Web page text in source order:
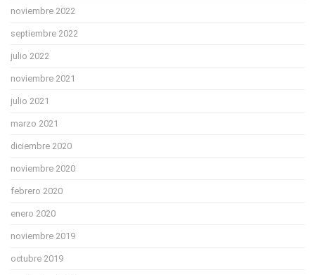
noviembre 2022
septiembre 2022
julio 2022
noviembre 2021
julio 2021
marzo 2021
diciembre 2020
noviembre 2020
febrero 2020
enero 2020
noviembre 2019
octubre 2019